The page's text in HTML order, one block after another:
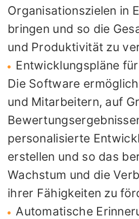
Organisationszielen in
bringen und so die
und Produktivität zu
Entwicklungspläne
Die Software
und Mitarbeitern, auf
personalisierte
erstellen und so das
Wachstum und die
ihrer Fähigkeiten zu
Automatische